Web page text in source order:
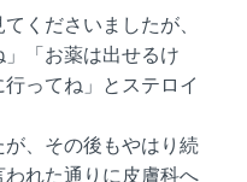
くださいましたが、
」「お薬は出せるけ
ってね」とステロイ
、その後もやはり続
れた通りに皮膚科へ